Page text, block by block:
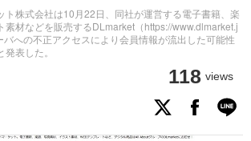
ト株式会社は10月22日、同社が運営する電子書籍、楽
素材などを販売するDLmarket（https://www.dlmarket.j
への不正アクセスにより会員情報が流出した可能性
表した。
118 views